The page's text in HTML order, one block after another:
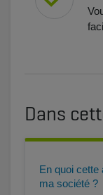
Dans
En quoi cette
ma société ?